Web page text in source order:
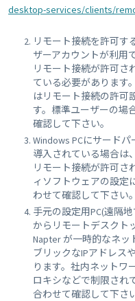
desktop-services/clients/
リモート接続を許可す
ザーアカウントが利用
リモート接続が許可さ
ている必要があります
はリモート接続の許可
す。標準ユーザーの場
確認して下さい。
Windows PCにサード
導入されている場合は
リモート接続が許可さ
ィソフトウェアの設定
わせて確認して下さい。
手元の設定用PC(遠隔
からリモートデスクト
Napter が一時的なネ
ブリックなIPアドレス
ります。社内ネットワ
ロキシなどで制限され
合わせて確認して下さい